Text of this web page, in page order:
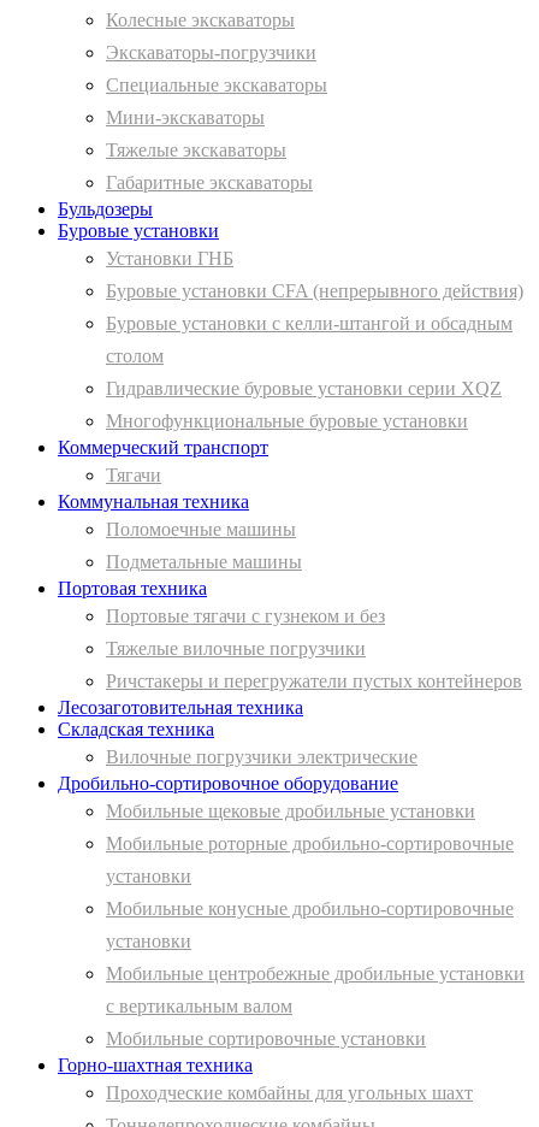
Колесные экскаваторы
Экскаваторы-погрузчики
Специальные экскаваторы
Мини-экскаваторы
Тяжелые экскаваторы
Габаритные экскаваторы
Бульдозеры
Буровые установки
Установки ГНБ
Буровые установки CFA (непрерывного действия)
Буровые установки с келли-штангой и обсадным
столом
Гидравлические буровые установки серии XQZ
Многофункциональные буровые установки
Коммерческий транспорт
Тягачи
Коммунальная техника
Поломоечные машины
Подметальные машины
Портовая техника
Портовые тягачи с гузнеком и без
Тяжелые вилочные погрузчики
Ричстакеры и перегружатели пустых контейнеров
Лесозаготовительная техника
Складская техника
Вилочные погрузчики электрические
Дробильно-сортировочное оборудование
Мобильные щековые дробильные установки
Мобильные роторные дробильно-сортировочные
установки
Мобильные конусные дробильно-сортировочные
установки
Мобильные центробежные дробильные установки
с вертикальным валом
Мобильные сортировочные установки
Горно-шахтная техника
Проходческие комбайны для угольных шахт